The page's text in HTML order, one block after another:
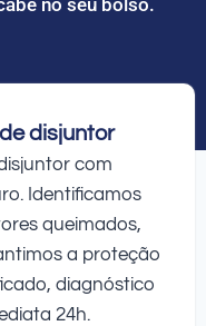
disjuntor
com
Identificamos
queimados,
a proteção
diagnóstico
24h.